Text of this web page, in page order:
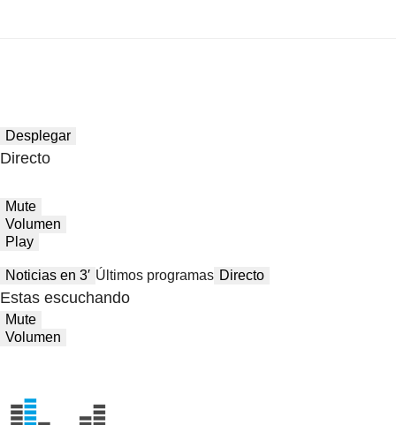
Desplegar
Directo
Mute
Volumen
Play
Noticias en 3′ Últimos programas Directo
Estas escuchando
Mute
Volumen